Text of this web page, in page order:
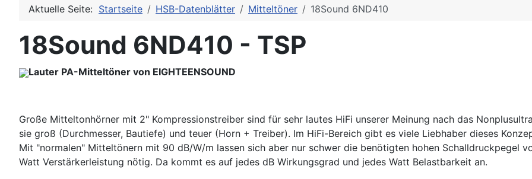
Aktuelle Seite: Startseite HSB-Datenblätter Mitteltöner 18Sound 6ND410
18Sound 6ND410 - TSP
Lauter PA-Mitteltöner von EIGHTEENSOUND
Große Mitteltonhörner mit 2" Kompressionstreiber sind für sehr lautes HiFi unserer Meinung nach das
sie groß (Durchmesser, Bautiefe) und teuer (Horn + Treiber). Im HiFi-Bereich gibt es viele Liebhaber dieses
Mit "normalen" Mitteltönern mit 90 dB/W/m lassen sich aber nur schwer die benötigten hohen Schalldruckpegel
Watt Verstärkerleistung nötig. Da kommt es auf jedes dB Wirkungsgrad und jedes Watt Belastbarkeit an.